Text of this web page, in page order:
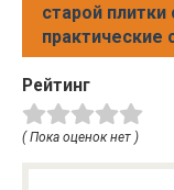
старой плитки
практические
Рейтинг
( Пока оценок нет )